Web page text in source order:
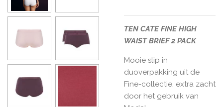
TEN CATE FINE HIGH
WAIST BRIEF 2 PACK
Mooie slip in
duoverpakking uit de
Fine-collectie, extra zacht
door het gebruik van